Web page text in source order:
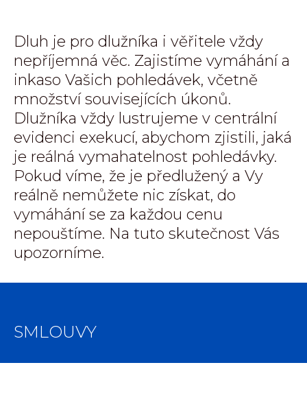
Dluh je pro dlužníka i věřitele vždy
nepříjemná věc. Zajistíme vymáhání a
inkaso Vašich pohledávek, včetně
množství souvisejících úkonů.
Dlužníka vždy lustrujeme v centrální
evidenci exekucí, abychom zjistili, jaká
je reálná vymahatelnost pohledávky.
Pokud víme, že je předlužený a Vy
reálně nemůžete nic získat, do
vymáhání se za každou cenu
nepouštíme. Na tuto skutečnost Vás
upozorníme.
SMLOUVY